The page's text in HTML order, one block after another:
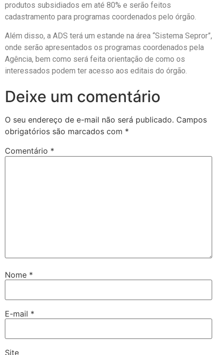
produtos subsidiados em até 80% e serão feitos
cadastramento para programas coordenados pelo órgão.
Além disso, a ADS terá um estande na área “Sistema Sepror”,
onde serão apresentados os programas coordenados pela
Agência, bem como será feita orientação de como os
interessados podem ter acesso aos editais do órgão.
Deixe um comentário
O seu endereço de e-mail não será publicado. Campos
obrigatórios são marcados com *
Comentário *
Nome *
E-mail *
Site